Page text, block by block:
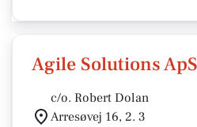
Agile Solutions ApS
c/o. Robert Dolan
Arresøvej 16, 2. 3